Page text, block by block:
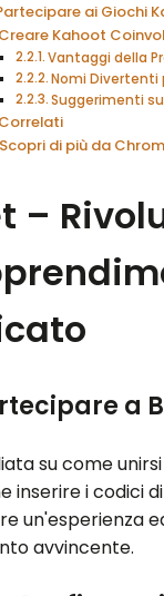
ai Giochi
Creare Kahoot
Vantaggi della
Nomi Divertenti
Suggerimenti
Correlati
Scopri di più da
–
a
su come
inserire i codici
un'esperienza
avvincente.